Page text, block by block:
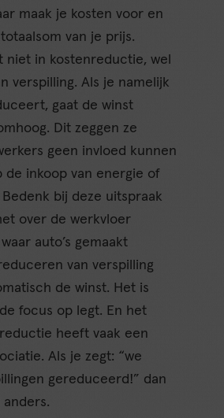
maak je kosten voor en
van je prijs.
niet in kostenreductie, wel
verspilling. Als je namelijk
gaat de winst
Dit zeggen ze
geen invloed kunnen
de inkoop van energie of
bij deze uitspraak
over de werkvloer
auto’s gemaakt
van verspilling
de winst. Het is
focus op legt. En het
heeft vaak een
Als je zegt: “we
gereduceerd!” dan